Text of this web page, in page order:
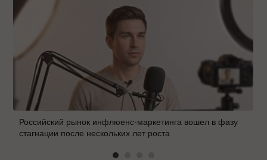
Российский рынок инфлюенс-маркетинга вошел в фазу
стагнации после нескольких лет роста